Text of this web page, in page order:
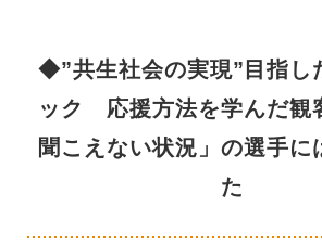
◆”共生社会の実現”目指し
ック 応援方法を学んだ観
聞こえない状況」の選手に
た